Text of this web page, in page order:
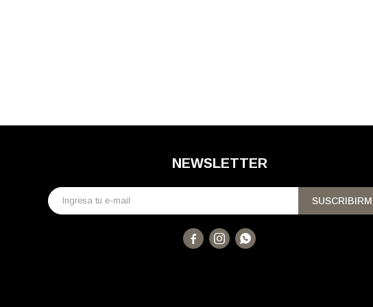
NEWSLETTER
  